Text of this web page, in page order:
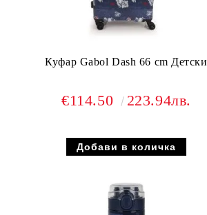
Куфар Gabol Dash 66 cm Детски
€114.50 223.94лв.